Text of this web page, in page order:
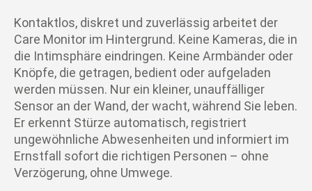
Kontaktlos, diskret und zuverlässig arbeitet der
Care Monitor im Hintergrund. Keine Kameras, die in
die Intimsphäre eindringen. Keine Armbänder oder
Knöpfe, die getragen, bedient oder aufgeladen
werden müssen. Nur ein kleiner, unauffälliger
Sensor an der Wand, der wacht, während Sie leben.
Er erkennt Stürze automatisch, registriert
ungewöhnliche Abwesenheiten und informiert im
Ernstfall sofort die richtigen Personen – ohne
Verzögerung, ohne Umwege.